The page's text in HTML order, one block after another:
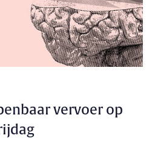
vervoer op